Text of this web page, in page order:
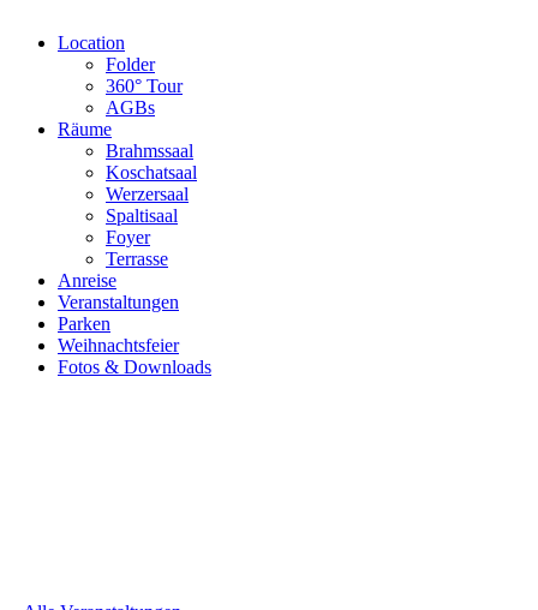
Location
Folder
360° Tour
AGBs
Räume
Brahmssaal
Koschatsaal
Werzersaal
Spaltisaal
Foyer
Terrasse
Anreise
Veranstaltungen
Parken
Weihnachtsfeier
Fotos & Downloads